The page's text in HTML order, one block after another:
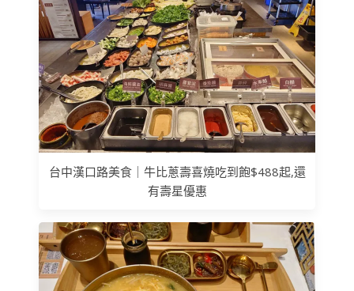
台中漢口路美食｜牛比蔥壽喜燒吃到飽$488起,還
有壽星優惠